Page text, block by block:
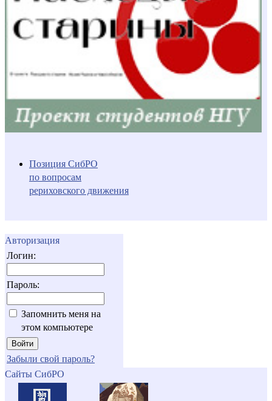
Позиция СибРО
по вопросам
рериховского движения
Авторизация
Логин:
Пароль:
Запомнить меня на
этом компьютере
Забыли свой пароль?
Сайты СибРО